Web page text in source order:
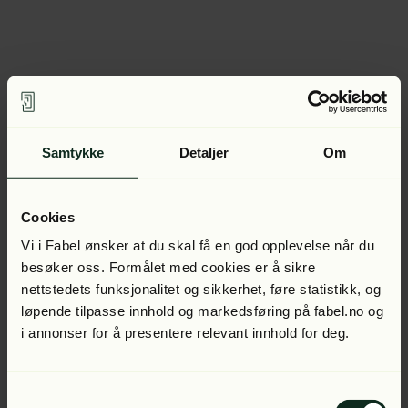
Samtykke Detaljer Om
Cookies
Vi i Fabel ønsker at du skal få en god opplevelse når du
besøker oss. Formålet med cookies er å sikre
nettstedets funksjonalitet og sikkerhet, føre statistikk, og
løpende tilpasse innhold og markedsføring på fabel.no og
i annonser for å presentere relevant innhold for deg.